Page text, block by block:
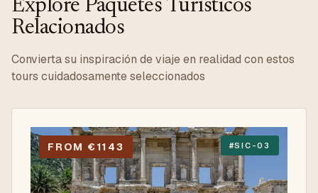
Explore Paquetes Turísticos
Relacionados
Convierta su inspiración de viaje en realidad con estos
tours cuidadosamente seleccionados
FROM €1143 #SIC-03